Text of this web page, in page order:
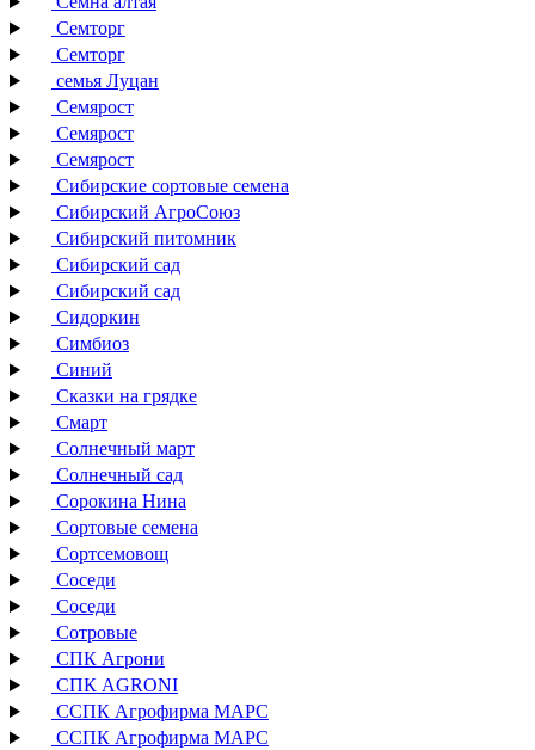
Семторг
Семторг
семья Луцан
Семярост
Семярост
Семярост
Сибирские сортовые семена
Сибирский АгроСоюз
Сибирский питомник
Сибирский сад
Сибирский сад
Сидоркин
Симбиоз
Синий
Сказки на грядке
Смарт
Солнечный март
Солнечный сад
Сорокина Нина
Сортовые семена
Сортсемовощ
Соседи
Соседи
Сотровые
СПК Агрони
СПК AGRONI
ССПК Агрофирма МАРС
ССПК Агрофирма МАРС